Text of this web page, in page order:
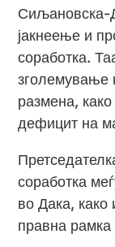
Сиљановска-
јакнеење и
соработка.
зголемување
размена,
дефицит на
соработка
во Дака,
правна рамка